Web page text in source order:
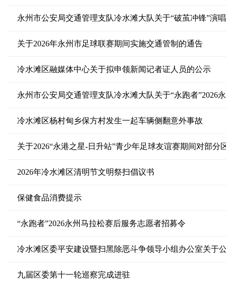
关于2026年永州市足球联赛期间实施交通管制的通告
冷水滩区融媒体中心关于拟申领新闻记者证人员的公示
冷水滩区杨村甸乡保方村发生一起车辆侧翻意外事故
关于2026“永港之星-日升站”青少年足球友谊赛期间对部分
2026年冷水滩区清明节文明祭扫倡议书
保健食品消费提示
“永跑者”2026永州马拉松赛后服务志愿者招募令
九届区委第十一轮巡察完成进驻